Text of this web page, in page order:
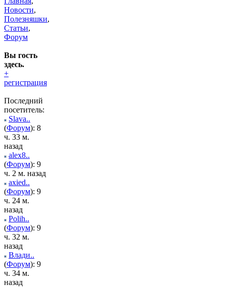
Новости,
Полезняшки,
Статьи,
Форум
Вы гость
здесь.
+
регистрация
Последний
посетитель:
Slava..
(Форум): 8
ч. 33 м.
назад
alex8..
(Форум): 9
ч. 2 м. назад
axied..
(Форум): 9
ч. 24 м.
назад
Polih..
(Форум): 9
ч. 32 м.
назад
Влади..
(Форум): 9
ч. 34 м.
назад